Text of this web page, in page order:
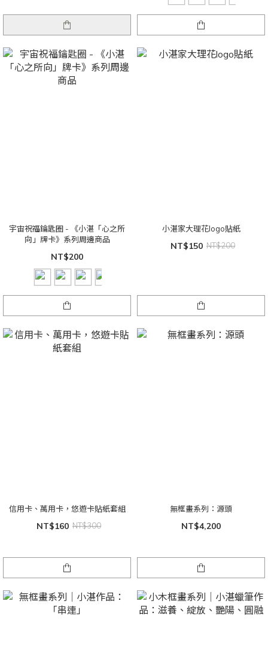
宇宙祝福鑰匙圈 - 《小湛「心之所
向」牌卡》系列周邊商品
NT$200
小湛家大理花logo貼紙
NT$150 NT$200
信用卡、萬用卡，悠遊卡貼紙套組
NT$160 NT$300
無框畫系列：源頭
NT$4,200